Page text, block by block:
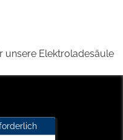
unsere Elektroladesäule